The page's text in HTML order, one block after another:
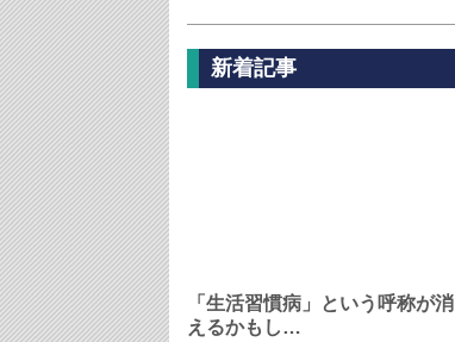
新着記事
「生活習慣病」という呼称が消
えるかもし…